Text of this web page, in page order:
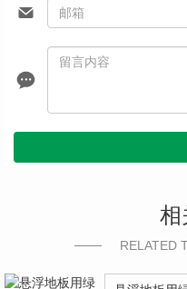
相
RELATED